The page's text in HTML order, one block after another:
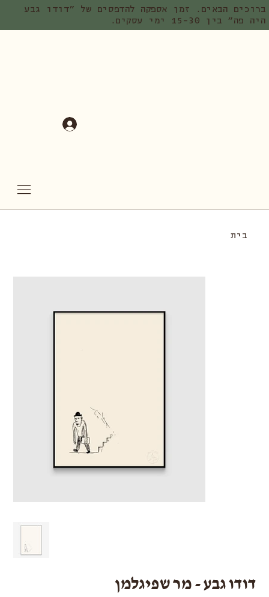
ברוכים הבאים. זמן אספקה להדפסים של ״דודו גבע
היה פה״ בין 15-30 ימי עסקים.
בית
דודו גבע - מר שפיגלמן